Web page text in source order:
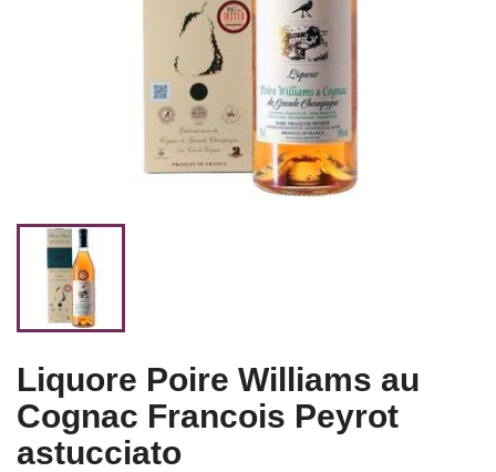
Liquore Poire Williams au
Cognac Francois Peyrot
astucciato